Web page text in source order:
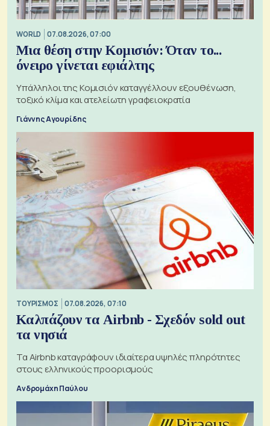
WORLD 07.08.2026, 07:00
Μια θέση στην Κομισιόν: Όταν το...
όνειρο γίνεται εφιάλτης
Υπάλληλοι της Κομισιόν καταγγέλλουν εξουθένωση,
τοξικό κλίμα και ατελείωτη γραφειοκρατία
Γιάννης Αγουρίδης
ΤΟΥΡΙΣΜΟΣ 07.08.2026, 07:10
Καλπάζουν τα Airbnb - Σχεδόν sold out
τα νησιά
Τα Airbnb καταγράφουν ιδιαίτερα υψηλές πληρότητες
στους ελληνικούς προορισμούς
Ανδρομάχη Παύλου